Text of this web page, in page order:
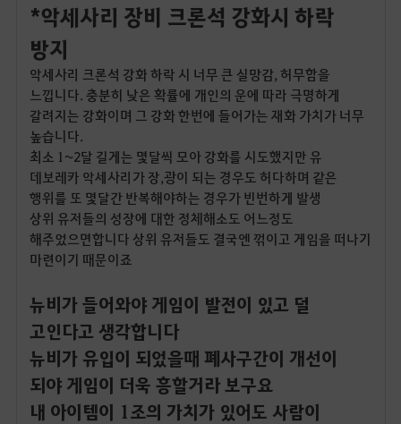
*악세사리 장비 크론석 강화시 하락
방지
악세사리 크론석 강화 하락 시 너무 큰 실망감, 허무함을
느낍니다. 충분히 낮은 확률에 개인의 운에 따라 극명하게
갈려지는 강화이며 그 강화 한번에 들어가는 재화 가치가 너무
높습니다.
최소 1~2달 길게는 몇달씩 모아 강화를 시도했지만 유
데보레카 악세사리가 장,광이 되는 경우도 허다하며 같은
행위를 또 몇달간 반복해야하는 경우가 빈번하게 발생
상위 유저들의 성장에 대한 정체해소도 어느정도
해주었으면합니다 상위 유저들도 결국엔 꺾이고 게임을 떠나기
마련이기 때문이죠
뉴비가 들어와야 게임이 발전이 있고 덜
고인다고 생각합니다
뉴비가 유입이 되었을때 폐사구간이 개선이
되야 게임이 더욱 흥할거라 보구요
내 아이템이 1조의 가치가 있어도 사람이